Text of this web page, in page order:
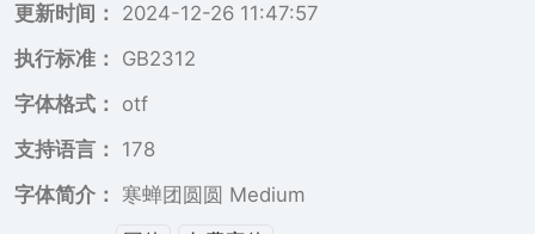
更新时间：
2024-12-26 11:47:57
执行标准：
GB2312
字体格式：
otf
支持语言：
178
字体简介：
寒蝉团圆圆 Medium